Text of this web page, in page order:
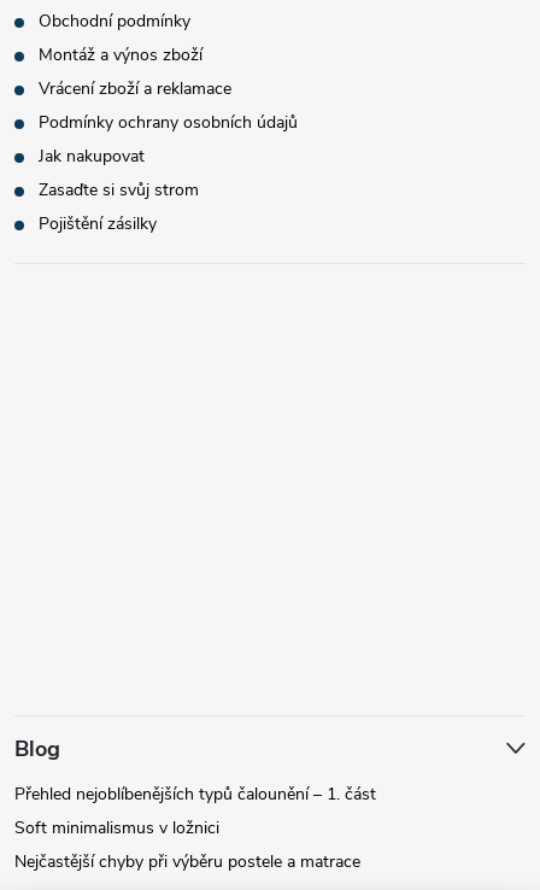
Obchodní podmínky
Montáž a výnos zboží
Vrácení zboží a reklamace
Podmínky ochrany osobních údajů
Jak nakupovat
Zasaďte si svůj strom
Pojištění zásilky
Blog
Přehled nejoblíbenějších typů čalounění – 1. část
Soft minimalismus v ložnici
Nejčastější chyby při výběru postele a matrace